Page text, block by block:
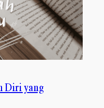
Diri yang